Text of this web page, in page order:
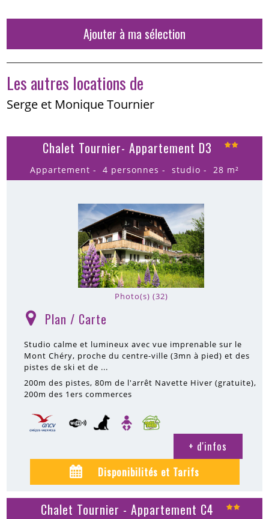
Ajouter à ma sélection
Les autres locations de
Serge et Monique Tournier
Photo(s) (32)
Chalet Tournier- Appartement D3
Appartement 4 personnes studio 28 m²
Plan / Carte
Studio calme et lumineux avec vue imprenable sur le
Mont Chéry, proche du centre-ville (3mn à pied) et des
pistes de ski et de ...
200m des pistes 80m de l'arrêt Navette Hiver (gratuite)
200m des 1ers commerces
+ d'infos
Disponibilités et Tarifs
Chalet Tournier - Appartement C4